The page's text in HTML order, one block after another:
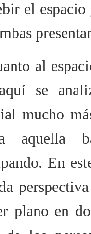
el
al
se
mucho
aquella
En
plano en